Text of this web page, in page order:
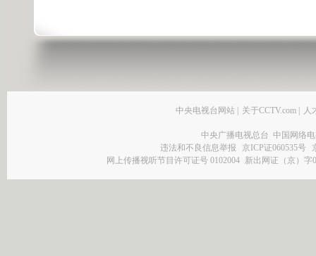
中央电视台网站 关于CCTV.com 人
中央广播电视总台 中国网络
违法和不良信息举报
京ICP证060535号
网上传播视听节目许可证号 0102004 新出网证（京）